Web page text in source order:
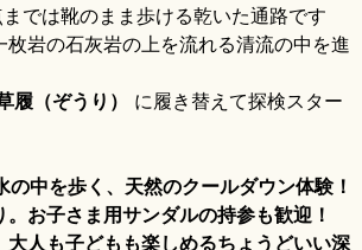
では靴のまま歩ける乾いた通路です
枚岩の石灰岩の上を流れる清流の中を進
履（ぞうり）
に履き替えて探検スター
中を歩く、天然のクールダウン体験！
お子さま用サンダルの持参も歓迎！
大人も子どもも楽しめるちょうどいい深